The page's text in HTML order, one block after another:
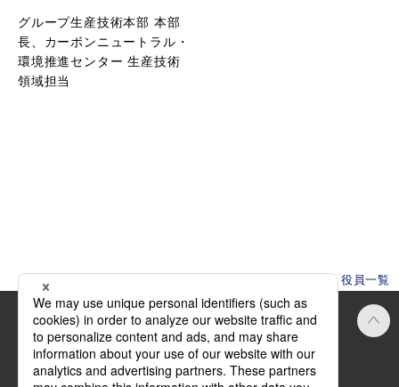
グループ生産技術本部 本部
長、カーボンニュートラル・
環境推進センター 生産技術
領域担当
役員一覧
Official SNS